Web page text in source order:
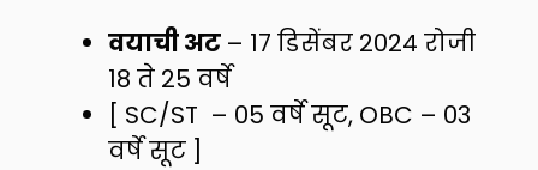
वयाची अट – 17 डिसेंबर 2024 रोजी
18 ते 25 वर्षे
[ SC/ST – 05 वर्षे सूट, OBC – 03
वर्षे सूट ]